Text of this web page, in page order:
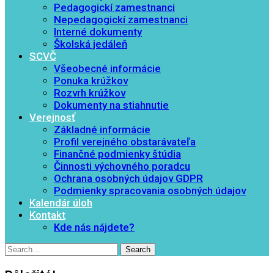
Pedagogickí zamestnanci
Nepedagogickí zamestnanci
Interné dokumenty
Školská jedáleň
SCVČ
Všeobecné informácie
Ponuka krúžkov
Rozvrh krúžkov
Dokumenty na stiahnutie
Verejnosť
Základné informácie
Profil verejného obstarávateľa
Finančné podmienky štúdia
Činnosti výchovného poradcu
Ochrana osobných údajov GDPR
Podmienky spracovania osobných údajov
Kalendár úloh
Kontakt
Kde nás nájdete?